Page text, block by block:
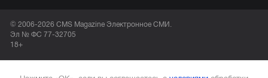
© 2006-2026 CMS Magazine Электронное СМИ.
Эл № ФС 77-32705
18+